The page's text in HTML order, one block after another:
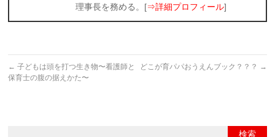
理事長を務める。[⇒詳細プロフィール]
← 子どもは頭を打つ生き物〜看護師と
保育士の腹の据えかた〜
どこが育パパおうえんブック？？？ →